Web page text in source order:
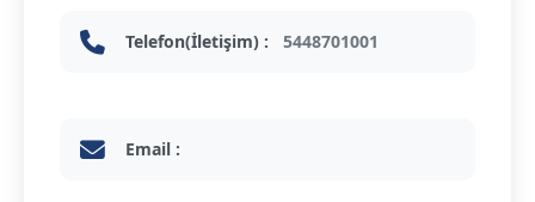
Telefon(İletişim) : 5448701001
Email :